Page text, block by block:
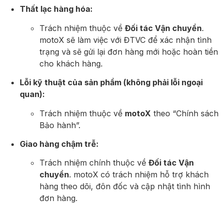
Thất lạc hàng hóa:
Trách nhiệm thuộc về Đối tác Vận chuyển.
motoX sẽ làm việc với ĐTVC để xác nhận tình
trạng và sẽ gửi lại đơn hàng mới hoặc hoàn tiền
cho khách hàng.
Lỗi kỹ thuật của sản phẩm (không phải lỗi ngoại
quan):
Trách nhiệm thuộc về motoX theo “Chính sách
Bảo hành”.
Giao hàng chậm trễ:
Trách nhiệm chính thuộc về Đối tác Vận
chuyển. motoX có trách nhiệm hỗ trợ khách
hàng theo dõi, đôn đốc và cập nhật tình hình
đơn hàng.